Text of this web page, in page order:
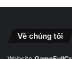
Về chúng tôi